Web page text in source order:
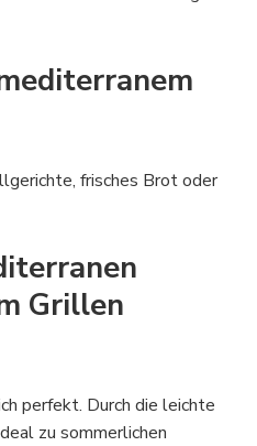
frisches Brot oder
Grillen
perfekt. Durch die leichte
zu sommerlichen